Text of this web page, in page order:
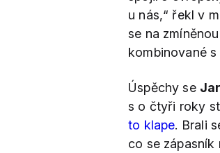
u nás,“ řekl v
se na
kombinované
Úspěchy se
s o čtyři roky
to klape. Brali
co se